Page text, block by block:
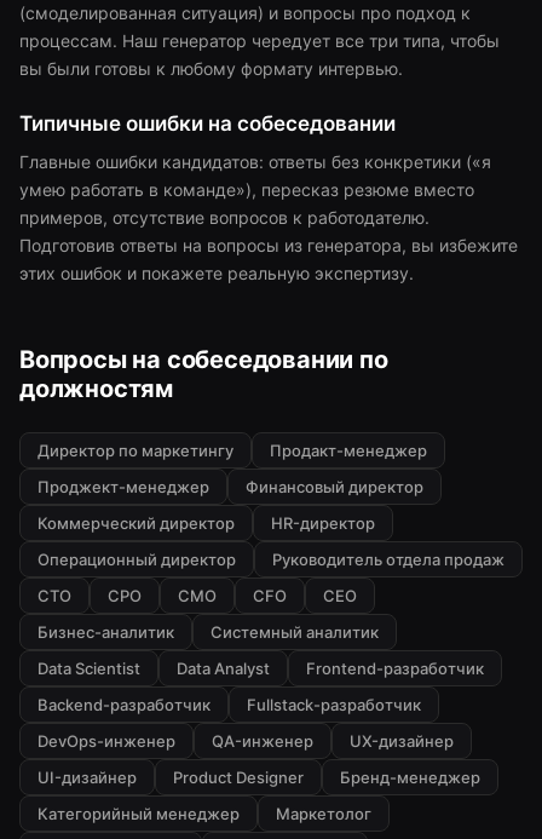
(смоделированная ситуация) и вопросы про подход к
процессам. Наш генератор чередует все три типа, чтобы
вы были готовы к любому формату интервью.
Типичные ошибки на собеседовании
Главные ошибки кандидатов: ответы без конкретики («я
умею работать в команде»), пересказ резюме вместо
примеров, отсутствие вопросов к работодателю.
Подготовив ответы на вопросы из генератора, вы избежите
этих ошибок и покажете реальную экспертизу.
Вопросы на собеседовании по
должностям
Директор по маркетингу
Продакт-менеджер
Проджект-менеджер
Финансовый директор
Коммерческий директор
HR-директор
Операционный директор
Руководитель отдела продаж
CTO
CPO CMO CFO
CEO
Бизнес-аналитик
Системный аналитик
Data Scientist
Data Analyst
Frontend-разработчик
Backend-разработчик
Fullstack-разработчик
DevOps-инженер
QA-инженер
UX-дизайнер
UI-дизайнер
Product Designer
Бренд-менеджер
Категорийный менеджер
Маркетолог